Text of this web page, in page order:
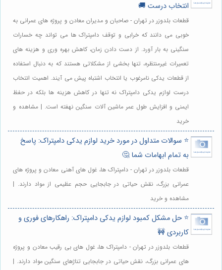
انتخاب درست 🚚
قطعات بلدوزر در تهران - صاحبان و مدیران معادن و پروژه های عمرانی به
خوبی می دانند که خرابی و توقف دامپتراک ها می تواند چه خسارات
سنگینی به بار آورد. از دست دادن زمان، کاهش بهره وری و هزینه های
تعمیرات غیرمنتظره، تنها بخشی از مشکلاتی هستند که به دنبال استفاده
از قطعات یدکی نامرغوب یا انتخاب اشتباه پیش می آیند. اهمیت انتخاب
درست لوازم یدکی دامپتراک نه تنها در کاهش هزینه ها بلکه در حفظ
ایمنی و افزایش طول عمر ماشین آلات سنگین نهفته است. | مشاهده و
خرید
⭐️ سوالات متداول در مورد خرید لوازم یدکی دامپتراک: پاسخ
به تمام ابهامات شما 🤔
قطعات بلدوزر در تهران - دامپتراک ها، غول های آهنی معادن و پروژه های
عمرانی بزرگ، نقش حیاتی در جابجایی حجم عظیمی از مواد دارند. |
مشاهده و خرید
⭐️ حل مشکل کمبود لوازم یدکی دامپتراک: راهکارهای فوری و
کاربردی 🚧
قطعات بلدوزر در تهران - دامپتراک ها، غول های بی رقیب معادن و پروژه
های عمرانی بزرگ، نقش حیاتی در جابجایی تناژهای سنگین مواد دارند. |